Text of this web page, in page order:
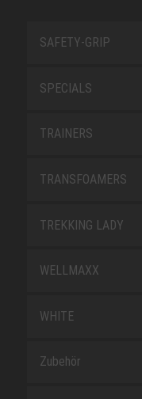
SAFETY-GRIP
SPECIALS
TRAINERS
TRANSFOAMERS
TREKKING LADY
WELLMAXX
WHITE
Zubehör